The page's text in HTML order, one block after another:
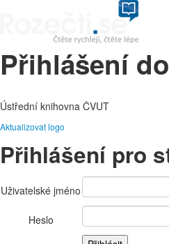
Přihlášení
Ústřední knihovna ČVUT
Aktualizovat logo
Přihlášení pro
Uživatelské jméno
Heslo